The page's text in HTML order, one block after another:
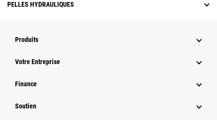
PELLES HYDRAULIQUES
Produits
Votre Entreprise
Finance
Soutien